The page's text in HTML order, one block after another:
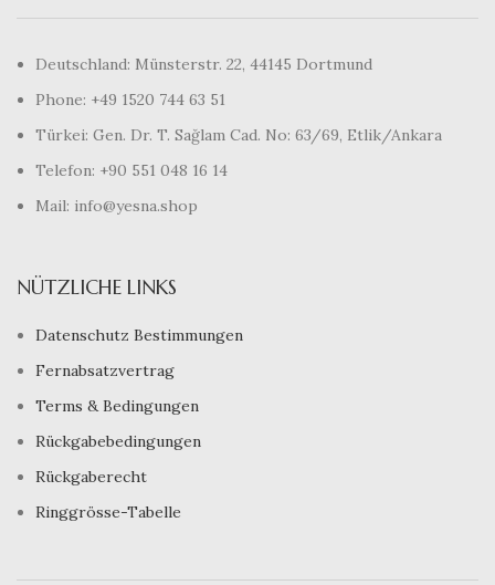
Deutschland: Münsterstr. 22, 44145 Dortmund
Phone: +49 1520 744 63 51
Türkei: Gen. Dr. T. Sağlam Cad. No: 63/69, Etlik/Ankara
Telefon: +90 551 048 16 14
Mail: info@yesna.shop
NÜTZLICHE LINKS
Datenschutz Bestimmungen
Fernabsatzvertrag
Terms & Bedingungen
Rückgabebedingungen
Rückgaberecht
Ringgrösse-Tabelle